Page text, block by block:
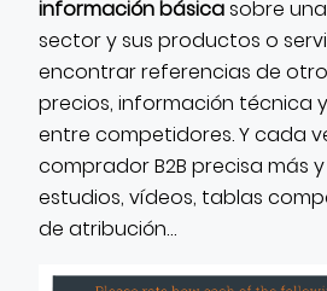
información básicasobre
sector y sus productos o
encontrar referencias de
precios, información técnica
entre competidores. Y cada
comprador B2B precisa más
estudios, vídeos, tablas
de atribución…